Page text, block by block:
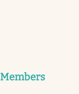
Members